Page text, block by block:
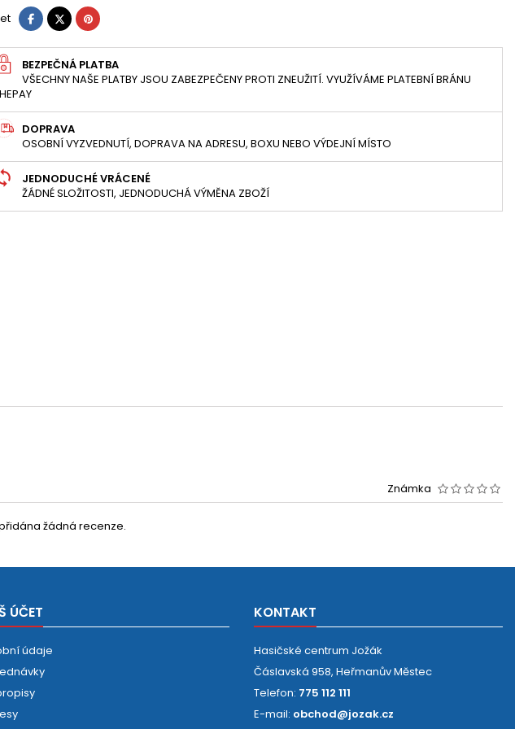
SdíletTweetPinterest
BEZPEČNÁ PLATBA
VŠECHNY NAŠE PLATBY JSOU ZABEZPEČENY PROTI ZNEUŽITÍ. VYUŽÍVÁME PLATEBNÍ BRÁNU
DOPRAVA
OSOBNÍ VYZVEDNUTÍ, DOPRAVA NA ADRESU, BOXU NEBO VÝDEJNÍ MÍSTO
JEDNODUCHÉ VRÁCENÉ
ŽÁDNÉ SLOŽITOSTI, JEDNODUCHÁ VÝMĚNA ZBOŽÍ
Známka
žádná recenze.
ÚČET
údaje
KONTAKT
Hasičské centrum Jožák
Čáslavská 958, Heřmanův Městec
Telefon: 775 112 111
E-mail: obchod@jozak.cz